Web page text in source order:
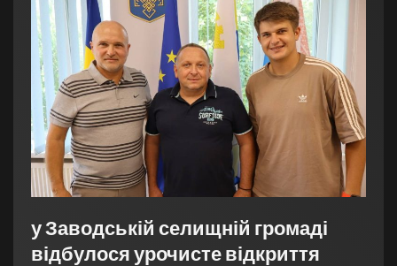
у Заводській селищній громаді
відбулося урочисте відкриття